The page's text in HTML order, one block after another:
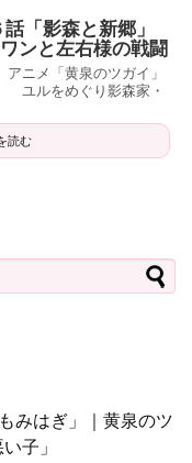
「影森と新郷」
ンと左右様の戦闘
ニメ「黄泉のツガイ」
ユルをめぐり影森家・
読む
みはぎ」｜黄泉のツ
子」